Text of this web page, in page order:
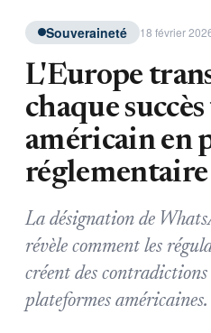
Souveraineté 18 février
L'Europe
chaque
américain en
réglementaire
La désignation de
révèle comment les
créent des
plateformes américaines.